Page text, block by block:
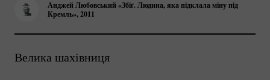
Анджей Любовський «Збіґ. Людина, яка підклала міну під
Кремль», 2011
Велика шахівниця